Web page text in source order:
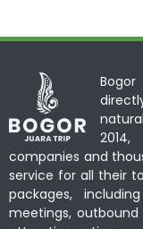
companies and
service for all their
packages,
meetings,